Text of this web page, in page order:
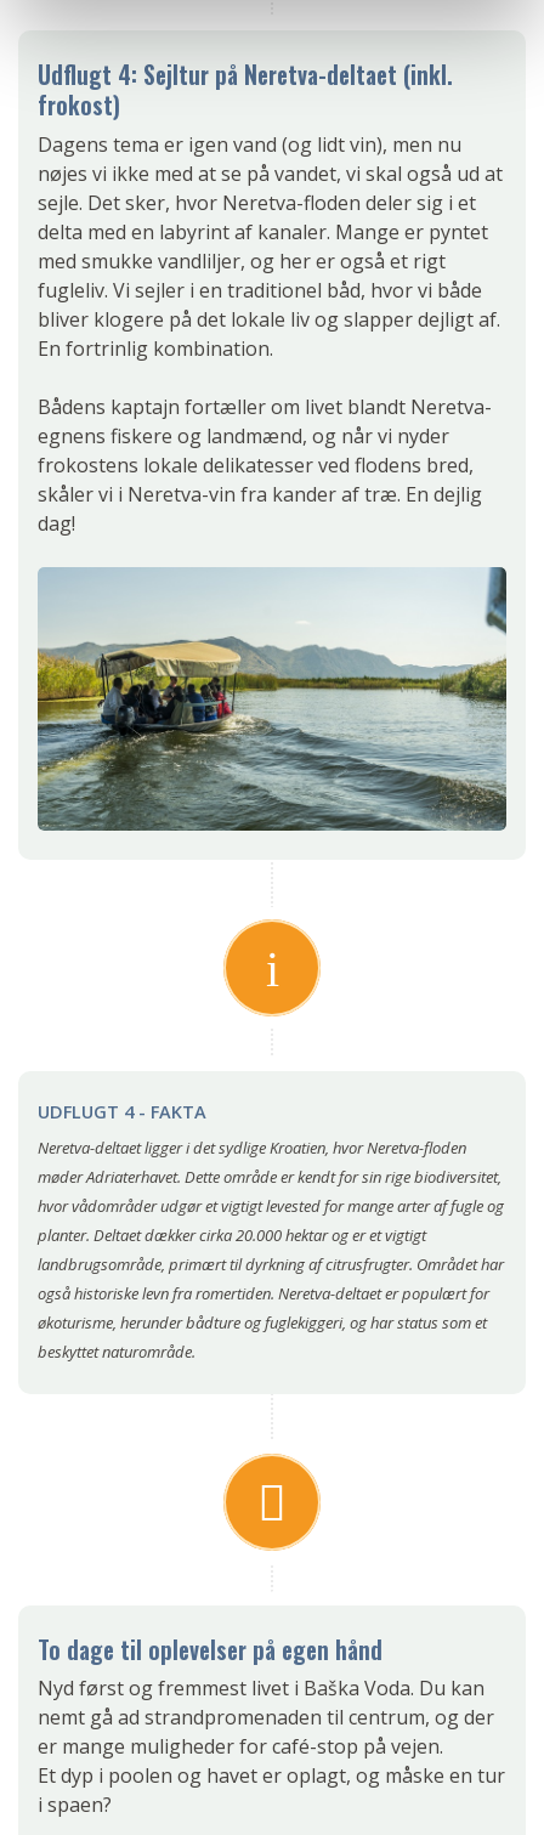
Udflugt 4: Sejltur på Neretva-deltaet (inkl.
frokost)
Dagens tema er igen vand (og lidt vin), men nu
nøjes vi ikke med at se på vandet, vi skal også ud at
sejle. Det sker, hvor Neretva-floden deler sig i et
delta med en labyrint af kanaler. Mange er pyntet
med smukke vandliljer, og her er også et rigt
fugleliv. Vi sejler i en traditionel båd, hvor vi både
bliver klogere på det lokale liv og slapper dejligt af.
En fortrinlig kombination.
Bådens kaptajn fortæller om livet blandt Neretva-
egnens fiskere og landmænd, og når vi nyder
frokostens lokale delikatesser ved flodens bred,
skåler vi i Neretva-vin fra kander af træ. En dejlig
dag!
UDFLUGT 4 - FAKTA
Neretva-deltaet ligger i det sydlige Kroatien, hvor Neretva-floden
møder Adriaterhavet. Dette område er kendt for sin rige biodiversitet,
hvor vådområder udgør et vigtigt levested for mange arter af fugle og
planter. Deltaet dækker cirka 20.000 hektar og er et vigtigt
landbrugsområde, primært til dyrkning af citrusfrugter. Området har
også historiske levn fra romertiden. Neretva-deltaet er populært for
økoturisme, herunder bådture og fuglekiggeri, og har status som et
beskyttet naturområde.
To dage til oplevelser på egen hånd
Nyd først og fremmest livet i Baška Voda. Du kan
nemt gå ad strandpromenaden til centrum, og der
er mange muligheder for café-stop på vejen.
Et dyp i poolen og havet er oplagt, og måske en tur
i spaen?